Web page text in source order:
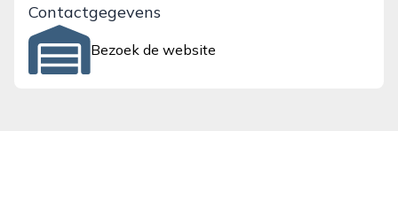
Contactgegevens
Bezoek de website